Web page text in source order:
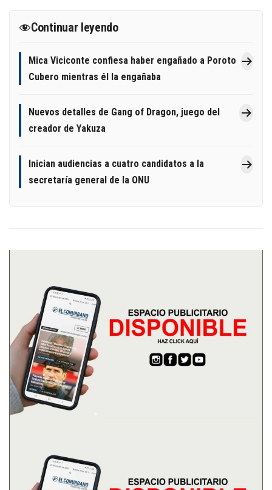
Continuar leyendo
Mica Viciconte confiesa haber engañado a Poroto
Cubero mientras él la engañaba
Nuevos detalles de Gang of Dragon, juego del
creador de Yakuza
Inician audiencias a cuatro candidatos a la
secretaría general de la ONU